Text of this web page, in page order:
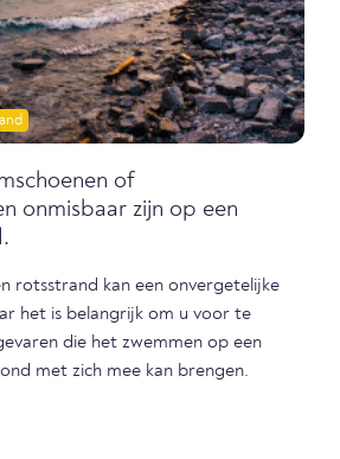
of
onmisbaar zijn op een
rotsstrand kan een onvergetelijke
het is belangrijk om u voor te
die het zwemmen op een
met zich mee kan brengen.